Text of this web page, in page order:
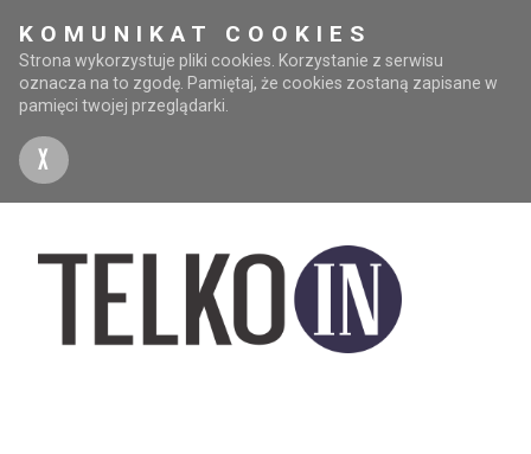
KOMUNIKAT COOKIES
Strona wykorzystuje pliki cookies. Korzystanie z serwisu
oznacza na to zgodę. Pamiętaj, że cookies zostaną zapisane w
pamięci twojej przeglądarki.
X